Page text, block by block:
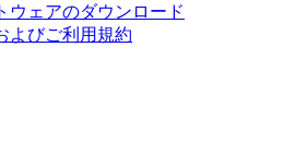
ウェアのダウンロード
よびご利用規約